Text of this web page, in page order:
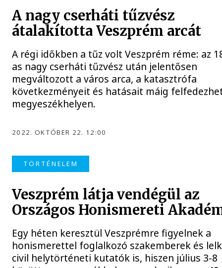
A nagy cserháti tűzvész
átalakította Veszprém arcát
A régi időkben a tűz volt Veszprém réme: az
as nagy cserháti tűzvész után jelentősen
megváltozott a város arca, a katasztrófa
következményeit és hatásait máig
megyeszékhelyen.
2022. OKTÓBER 22. 12:00
TÖRTÉNELEM
Veszprém látja vendégül az
Országos Honismereti
Egy héten keresztül Veszprémre figyelnek a
honismerettel foglalkozó szakemberek és
civil helytörténeti kutatók is, hiszen július 3-8